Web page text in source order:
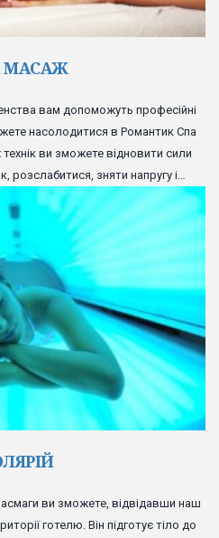
МАСАЖ
вам допоможуть професійні
насолодитися в Романтик Спа
ви зможете відновити сили
розслабитися, зняти напругу і
бадьорості.
ви зможете, відвідавши наш
готелю. Він підготує тіло до